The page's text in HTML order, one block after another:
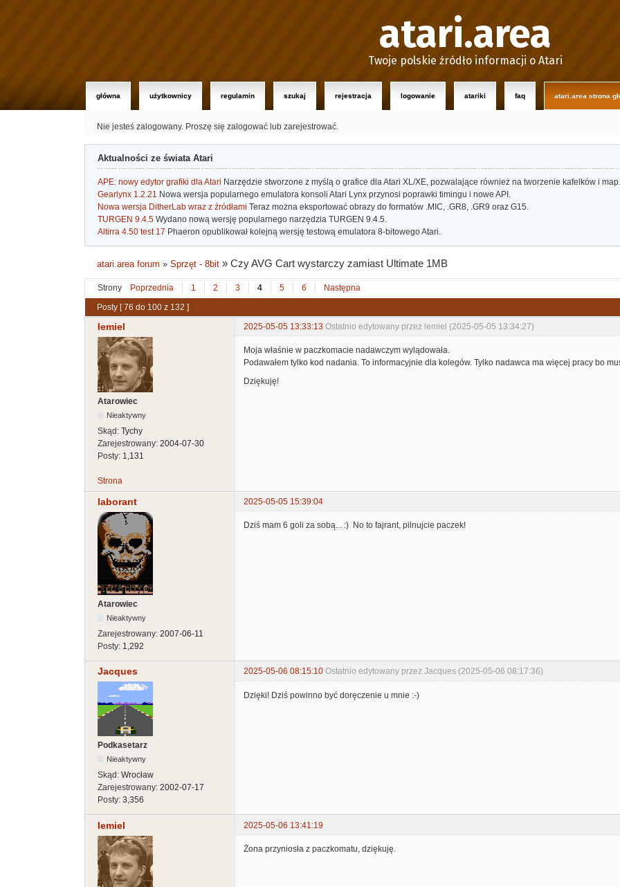
atari.area
Twoje polskie źródło informacji o Atari
główna użytkownicy regulamin szukaj rejestracja logowanie atariki faq atari.area strona
Nie jesteś zalogowany. Proszę się zalogować lub zarejestrować.
Aktualności ze świata Atari
APE: nowy edytor grafiki dla Atari Narzędzie stworzone z myślą o grafice dla Atari XL/XE, pozwalające również na tworzenie kafelków i map.
Gearlynx 1.2.21 Nowa wersja popularnego emulatora konsoli Atari Lynx przynosi poprawki timingu i nowe API.
Nowa wersja DitherLab wraz z źródłami Teraz można eksportować obrazy do formatów .MIC, .GR8, .GR9 oraz G15.
TURGEN 9.4.5 Wydano nową wersję popularnego narzędzia TURGEN 9.4.5.
Altirra 4.50 test 17 Phaeron opublikował kolejną wersję testową emulatora 8-bitowego Atari.
atari.area forum »Sprzęt - 8bit »Czy AVG Cart wystarczy zamiast Ultimate 1MB
Strony Poprzednia 1 2 3 4 5 6 Następna
Posty [ 76 do 100 z 132 ]
lemiel 2025-05-05 13:33:13 Ostatnio edytowany przez lemiel (2025-05-05 13:34:27)
Atarowiec
Nieaktywny
Skąd: Tychy
Zarejestrowany: 2004-07-30
Posty: 1,131
Moja właśnie w paczkomacie nadawczym wylądowała.
Podawałem tylko kod nadania. To informacyjnie dla kolegów. Tylko nadawca ma więcej pracy bo
Dziękuję!
Strona
laborant 2025-05-05 15:39:04
Atarowiec
Nieaktywny
Zarejestrowany: 2007-06-11
Posty: 1,292
Dziś mam 6 goli za sobą... :) No to fajrant, pilnujcie paczek!
Jacques 2025-05-06 08:15:10 Ostatnio edytowany przez Jacques (2025-05-06 08:17:36)
Podkasetarz
Nieaktywny
Skąd: Wrocław
Zarejestrowany: 2002-07-17
Posty: 3,356
Dzięki! Dziś powinno być doręczenie u mnie :-)
lemiel 2025-05-06 13:41:19
Żona przyniosła z paczkomatu, dziękuję.